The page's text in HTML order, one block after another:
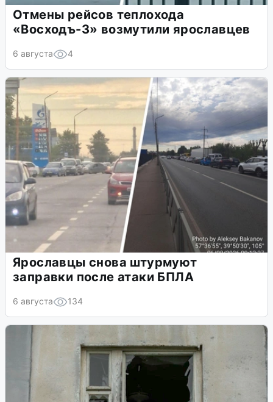
Отмены рейсов теплохода
«Восходъ-3» возмутили ярославцев
6 августа 4
Ярославцы снова штурмуют
заправки после атаки БПЛА
6 августа 134